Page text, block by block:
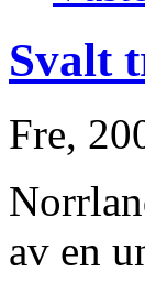
Svalt
Fre,
av en